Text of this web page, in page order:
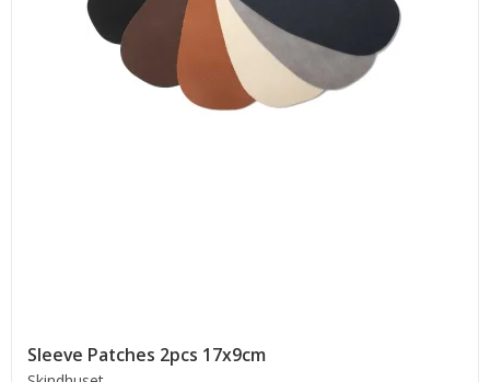
Sleeve Patches 2pcs 17x9cm